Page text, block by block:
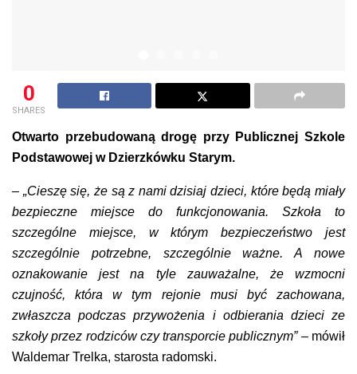
0
SHARES
Otwarto przebudowaną drogę przy Publicznej Szkole
Podstawowej w Dzierzkówku Starym.
– „Cieszę się, że są z nami dzisiaj dzieci, które będą miały
bezpieczne miejsce do funkcjonowania. Szkoła to
szczególne miejsce, w którym bezpieczeństwo jest
szczególnie potrzebne, szczególnie ważne. A nowe
oznakowanie jest na tyle zauważalne, że wzmocni
czujność, która w tym rejonie musi być zachowana,
zwłaszcza podczas przywożenia i odbierania dzieci ze
szkoły przez rodziców czy transporcie publicznym” –mówił
Waldemar Trelka, starosta radomski.